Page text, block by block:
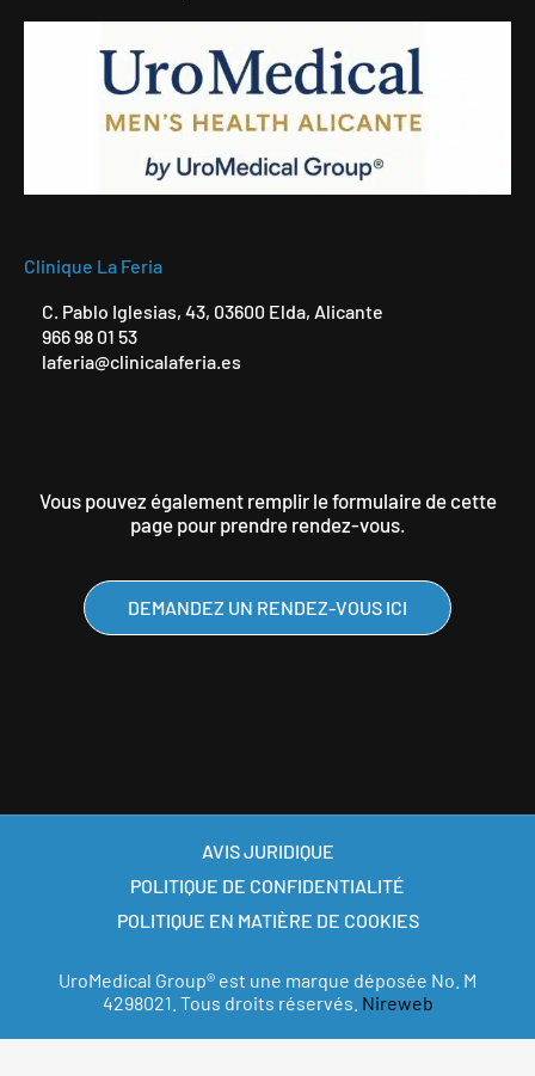
Clinique La Feria
C. Pablo Iglesias, 43, 03600 Elda, Alicante
966 98 01 53
laferia@clinicalaferia.es
Vous pouvez également remplir le formulaire de cette
page pour prendre rendez-vous.
DEMANDEZ UN RENDEZ-VOUS ICI
UroMedical Group® est une marque déposée No. M
4298021. Tous droits réservés. Nireweb
AVIS JURIDIQUE
POLITIQUE DE CONFIDENTIALITÉ
POLITIQUE EN MATIÈRE DE COOKIES